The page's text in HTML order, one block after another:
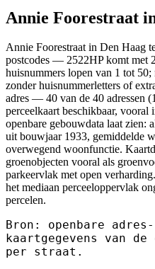
Annie Foorestraat
Annie Foorestraat in Den Haag
postcodes — 2522HP komt met
huisnummers lopen van 1 tot
zonder huisnummerletters of
adres — 40 van de 40 adressen
perceelkaart beschikbaar,
openbare gebouwdata laat zien:
uit bouwjaar 1933, gemiddelde
overwegend woonfunctie.
groenobjecten vooral als
parkeervlak met open
het mediaan perceeloppervlak
percelen.
Bron: openbare
kaartgegevens van de
per straat.